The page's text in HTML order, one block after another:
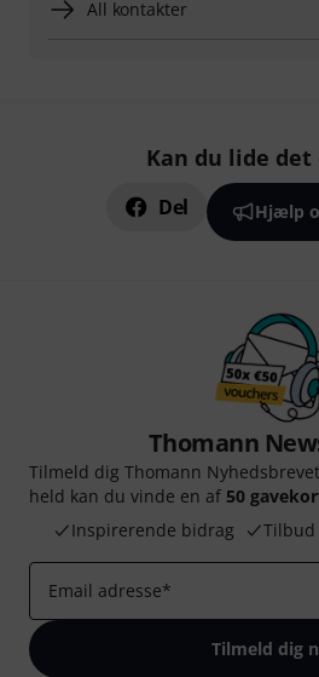
All kontakter
Kan du lide det
Del Hjælp
Thomann
Tilmeld dig Thomann
held kan du vinde en af 50
Inspirerende bidrag
Tilbud
Email adresse*
Tilmeld dig